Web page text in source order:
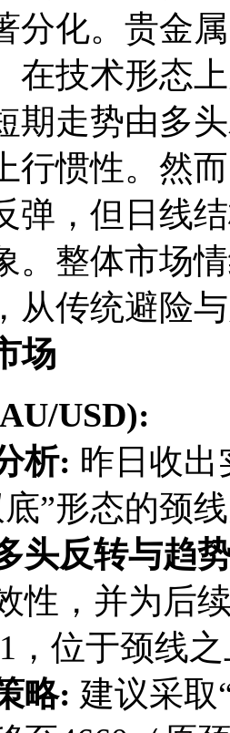
分化。贵金
在技术形态
期走势由多
行惯性。然
弹，但日线
。整体市场
从传统避险
场
USD):
析:
昨日收
底”形态的颈
头反转与趋
性，并为后
，位于颈线
略: 建议采